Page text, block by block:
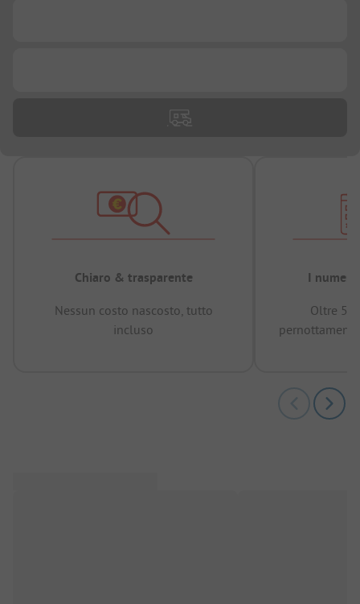
Chiaro & trasparente
Nessun costo nascosto, tutto
incluso
I numeri
Oltre